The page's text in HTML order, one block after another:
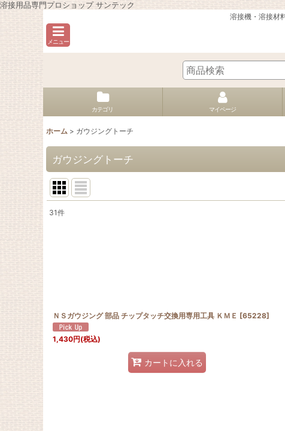
溶接用品専門プロショップ サンテック
溶接機・溶接材
メニュー
カテゴリ マイページ
ホーム > ガウジングトーチ
ガウジングトーチ
31件
ＮＳガウジング 部品 チップタッチ交換用専用工具 ＫＭＥ [65228]
1,430円(税込)
カートに入れる